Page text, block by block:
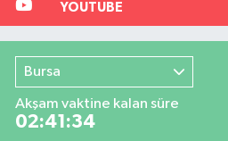
YOUTUBE
Bursa
Akşam vaktine kalan süre
02:41:33